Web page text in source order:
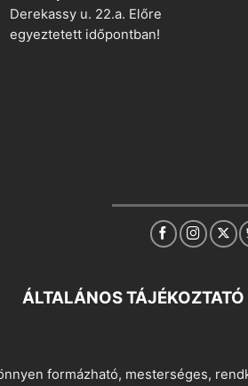
Derekassy u. 22.a. Előre
egyeztetett időpontban!
ÁLTALÁNOS
formázható, mesterséges,